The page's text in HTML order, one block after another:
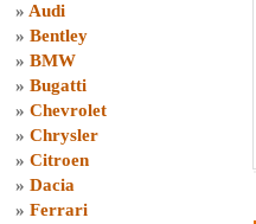
» Audi
» Bentley
» BMW
» Bugatti
» Chevrolet
» Chrysler
» Citroen
» Dacia
» Ferrari